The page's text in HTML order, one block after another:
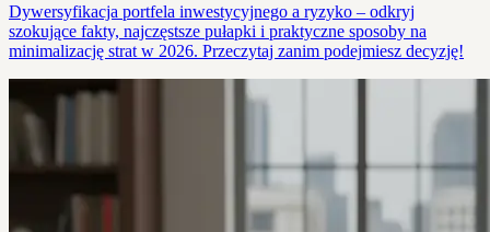
Dywersyfikacja portfela inwestycyjnego a ryzyko – odkryj
szokujące fakty, najczęstsze pułapki i praktyczne sposoby na
minimalizację strat w 2026. Przeczytaj zanim podejmiesz decyzję!